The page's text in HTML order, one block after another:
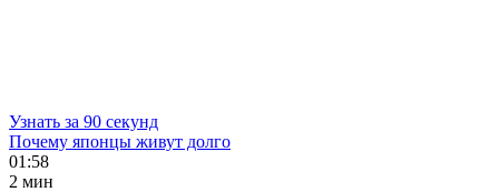
Узнать за 90 секунд
Почему японцы живут долго
01:58
2 мин